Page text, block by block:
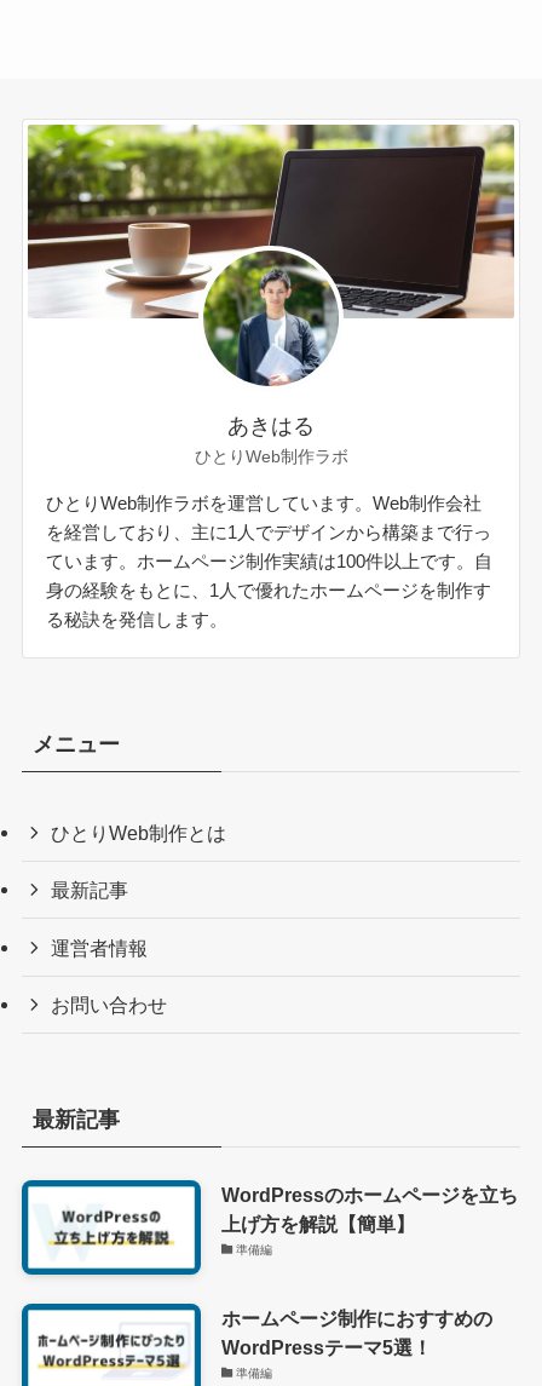
あきはる
ひとりWeb制作ラボ
ひとりWeb制作ラボを運営しています。Web制作会社
を経営しており、主に1人でデザインから構築まで行っ
ています。ホームページ制作実績は100件以上です。自
身の経験をもとに、1人で優れたホームページを制作す
る秘訣を発信します。
メニュー
ひとりWeb制作とは
最新記事
運営者情報
お問い合わせ
最新記事
WordPressのホームページを立ち
上げ方を解説【簡単】
準備編
ホームページ制作におすすめの
WordPressテーマ5選！
準備編